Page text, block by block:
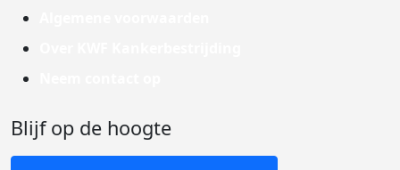
Blijf op de hoogte